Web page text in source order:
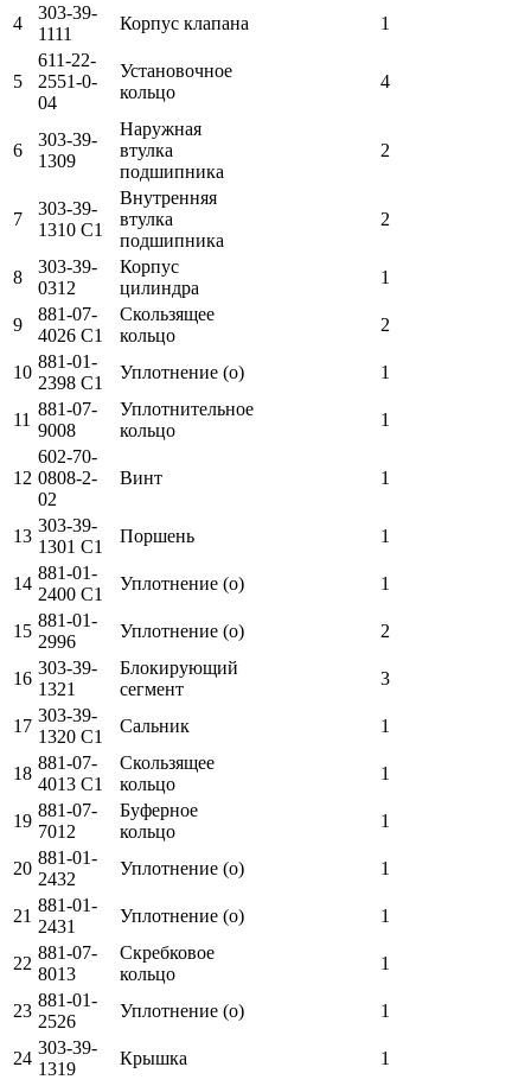
4
303-39-
1111
Корпус клапана 1
5
611-22-
2551-0-
04
Установочное
кольцо
4
6
303-39-
1309
Наружная
втулка
подшипника
2
7
303-39-
1310 C1
Внутренняя
втулка
подшипника
2
8
303-39-
0312
Корпус
цилиндра
1
9
881-07-
4026 C1
Скользящее
кольцо
2
10
881-01-
2398 C1
Уплотнение (о) 1
11
881-07-
9008
Уплотнительное
кольцо
1
12
602-70-
0808-2-
02
Винт 1
13
303-39-
1301 C1
Поршень 1
14
881-01-
2400 C1
Уплотнение (о) 1
15
881-01-
2996
Уплотнение (о) 2
16
303-39-
1321
Блокирующий
сегмент
3
17
303-39-
1320 C1
Сальник 1
18
881-07-
4013 C1
Скользящее
кольцо
1
19
881-07-
7012
Буферное
кольцо
1
20
881-01-
2432
Уплотнение (о) 1
21
881-01-
2431
Уплотнение (о) 1
22
881-07-
8013
Скребковое
кольцо
1
23
881-01-
2526
Уплотнение (о) 1
24
303-39-
1319
Крышка
1